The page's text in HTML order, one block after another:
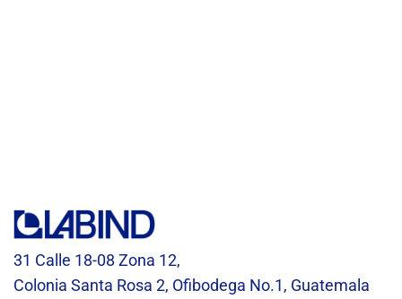
31 Calle 18-08 Zona 12,
Colonia Santa Rosa 2, Ofibodega No.1, Guatemala